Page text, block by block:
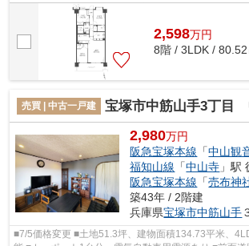
れた中古マンションです。快適に住め...
2,598万円
8階 / 3LDK / 80.52
売買 | 中古一戸建 宝塚市中筋山手3丁目
2,980万円
阪急宝塚本線 「中山観
福知山線 「中山寺 」駅
阪急宝塚本線 「売布神
築43年 / 2階建
兵庫県宝塚市中筋山手
■7/5価格変更 ■土地51.3坪、建物面積134.73平米、